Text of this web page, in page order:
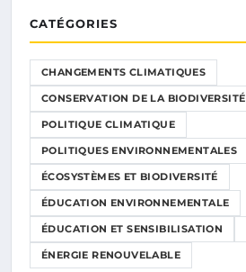
CATÉGORIES
CHANGEMENTS CLIMATIQUES
CONSERVATION DE LA BIODIVERSITÉ
POLITIQUE CLIMATIQUE
POLITIQUES ENVIRONNEMENTALES
ÉCOSYSTÈMES ET BIODIVERSITÉ
ÉDUCATION ENVIRONNEMENTALE
ÉDUCATION ET SENSIBILISATION
ÉNERGIE RENOUVELABLE